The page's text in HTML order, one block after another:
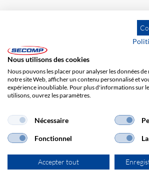
Impression Responsabilité
Nous utilisons des cookies
Nous pouvons les placer pour analyser les données
notre site Web, afficher un contenu personnalisé et
expérience inoubliable. Pour plus d'informations sur
utilisons, ouvrez les paramètres.
Nécessaire
Fonctionnel
Accepter tout